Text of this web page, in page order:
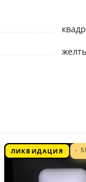
ЛИКВИДАЦИЯ -